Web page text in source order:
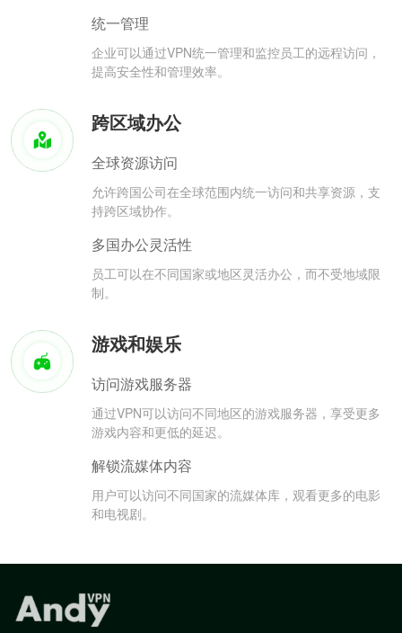
统一管理
企业可以通过VPN统一管理和监控员工的远程访问，
提高安全性和管理效率。
跨区域办公
全球资源访问
允许跨国公司在全球范围内统一访问和共享资源，支
持跨区域协作。
多国办公灵活性
员工可以在不同国家或地区灵活办公，而不受地域限
制。
游戏和娱乐
访问游戏服务器
通过VPN可以访问不同地区的游戏服务器，享受更多
游戏内容和更低的延迟。
解锁流媒体内容
用户可以访问不同国家的流媒体库，观看更多的电影
和电视剧。